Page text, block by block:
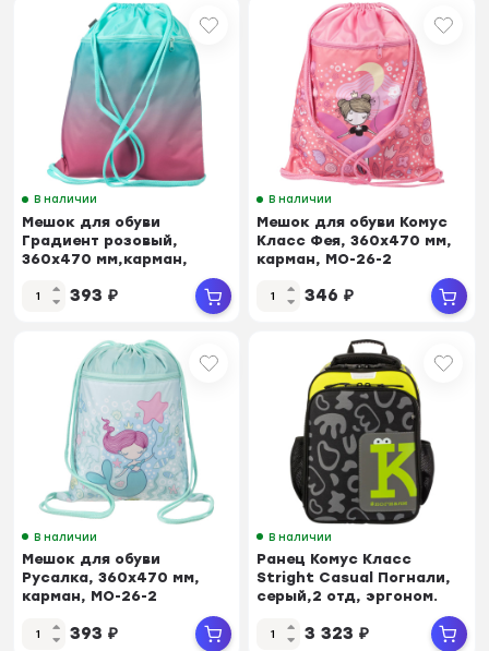
В наличии
Мешок для обуви
Градиент розовый,
360х470 мм,карман,
393 ₽
В наличии
Мешок для обуви Комус
Класс Фея, 360х470 мм,
карман, МО-26-2
346 ₽
В наличии
Мешок для обуви
Русалка, 360х470 мм,
карман, МО-26-2
393 ₽
В наличии
Ранец Комус Класс
Stright Casual Погнали,
серый,2 отд, эргоном.
3 323 ₽